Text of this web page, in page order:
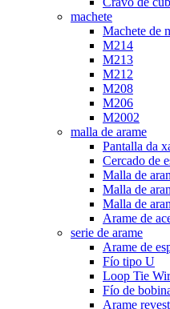
machete
Machete de
M214
M213
M212
M208
M206
M2002
malla de arame
Pantalla da
Cercado de
Malla de
Malla de
Malla de
Arame de
serie de arame
Arame de
Fío tipo U
Loop Tie
Fío de
Arame